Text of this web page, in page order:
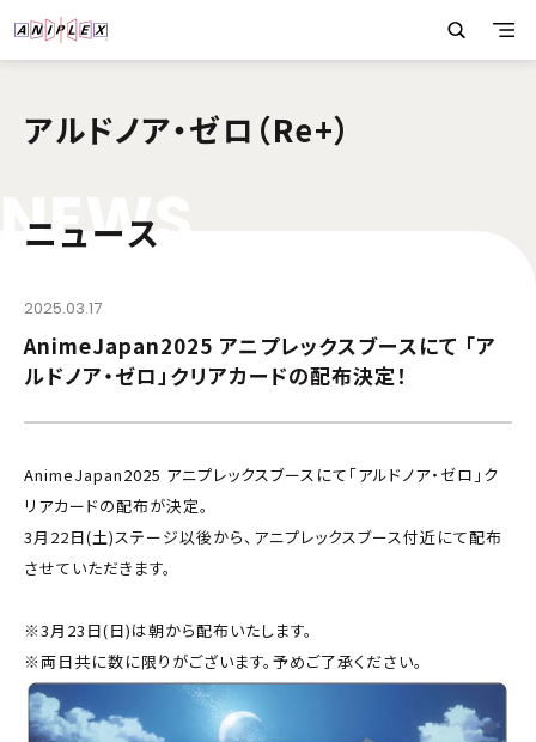
アルドノア・ゼロ（Re+）
NEWS
ニュース
2025.03.17
AnimeJapan2025 アニプレックスブースにて 「ア
ルドノア・ゼロ」クリアカードの配布決定！
AnimeJapan2025 アニプレックスブースにて「アルドノア・ゼロ」ク
リアカードの配布が決定。
3月22日(土)ステージ以後から、アニプレックスブース付近にて配布
させていただきます。
※3月23日(日)は朝から配布いたします。
※両日共に数に限りがございます。予めご了承ください。